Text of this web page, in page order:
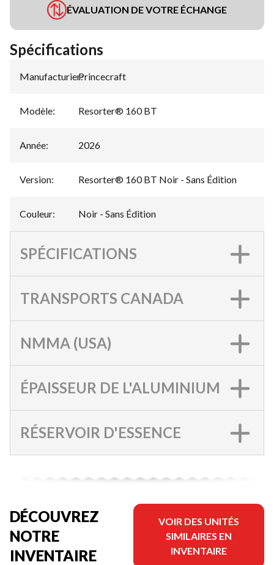
ÉVALUATION DE VOTRE ÉCHANGE
Spécifications
Manufacturier:
Princecraft
Modèle: Resorter® 160 BT
Année: 2026
Version: Resorter® 160 BT Noir - Sans Édition
Couleur: Noir - Sans Édition
SPÉCIFICATIONS
TRANSPORTS CANADA
NMMA (USA)
ÉPAISSEUR DE L'ALUMINIUM
RÉSERVOIR D'ESSENCE
DÉCOUVREZ
NOTRE
INVENTAIRE
VOIR DES UNITÉS
SIMILAIRES EN
INVENTAIRE